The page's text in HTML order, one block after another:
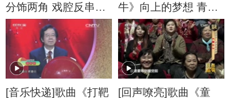
分饰两角 戏腔反串演
绎《红尘客栈》
牛》向上的梦想 青春
的交响
[音乐快递]歌曲《打靶
[回声嘹亮]歌曲《童